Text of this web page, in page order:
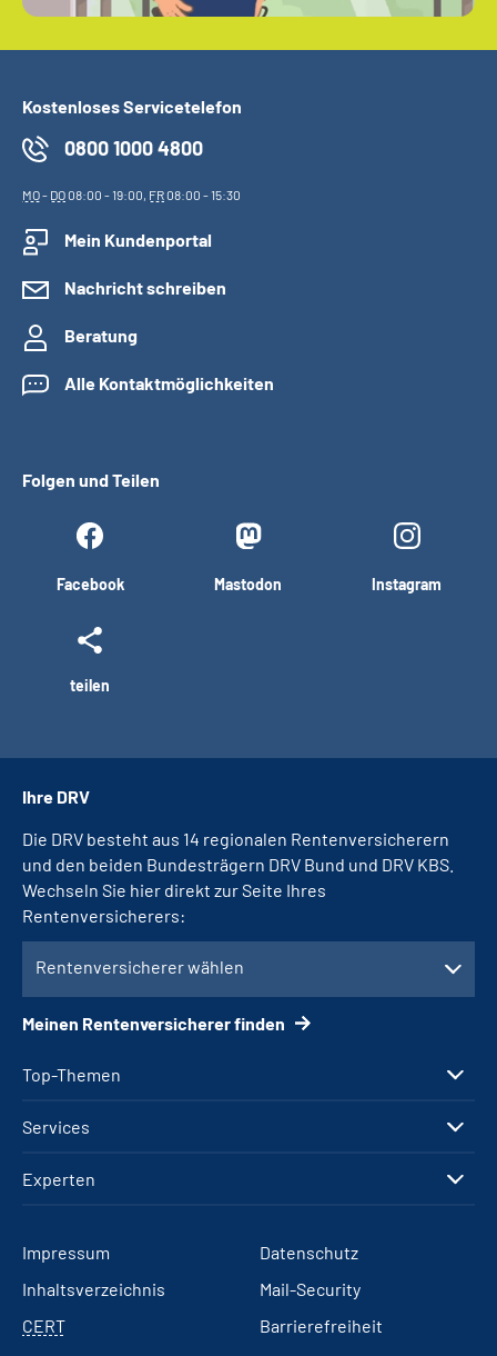
Kostenloses Servicetelefon
0800 1000 4800
MO- DO08:00 - 19:00, FR08:00 - 15:30
Mein Kundenportal
Nachricht schreiben
Beratung
Alle Kontaktmöglichkeiten
Folgen und Teilen
Facebook Mastodon Instagram
teilen
Top-Themen
Services
Experten
Ihre DRV
Die DRV besteht aus 14 regionalen Rentenversicherern
und den beiden Bundesträgern DRV Bund und DRV KBS.
Wechseln Sie hier direkt zur Seite Ihres
Rentenversicherers:
Rentenversicherer wählen
Meinen Rentenversicherer finden
Impressum
Datenschutz
Inhaltsverzeichnis
Mail-Security
CERT
Barrierefreiheit